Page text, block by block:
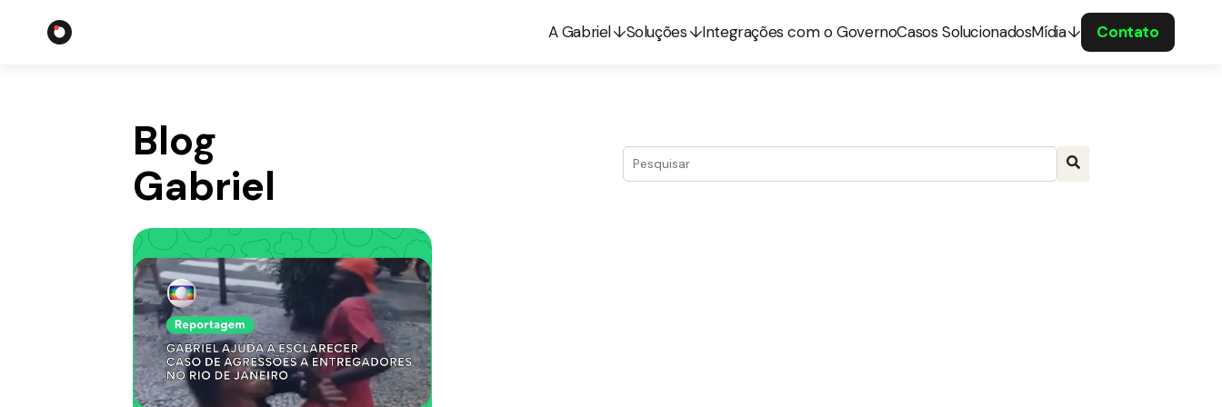
A Gabriel Soluções Integrações com o GovernoCasos SolucionadosMídia Contato
Blog
Gabriel
Este é um campo de pesquisa com recurso de sugestão automática incluído.